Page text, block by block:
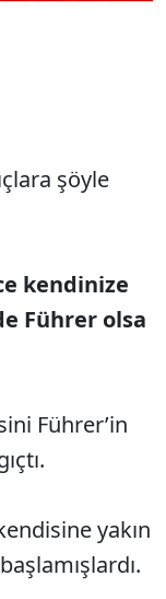
şöyle
kendinize
Führer olsa
Führer’in
yakın